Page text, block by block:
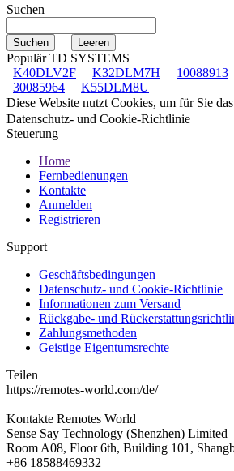
Suchen
Populär TD SYSTEMS
K40DLV2F
K32DLM7H 10088913
30085964
K55DLM8U
Diese Website nutzt Cookies, um für Sie
Datenschutz- und Cookie-Richtlinie
Steuerung
Home
Fernbedienungen
Kontakte
Anmelden
Registrieren
Support
Geschäftsbedingungen
Datenschutz- und Cookie-Richtlinie
Informationen zum Versand
Rückgabe- und
Zahlungsmethoden
Geistige Eigentumsrechte
Teilen
https://remotes-world.com/de/
Kontakte Remotes World
Sense Say Technology (Shenzhen) Limited
Room A08, Floor 6th, Building 101,
+86 18588469332